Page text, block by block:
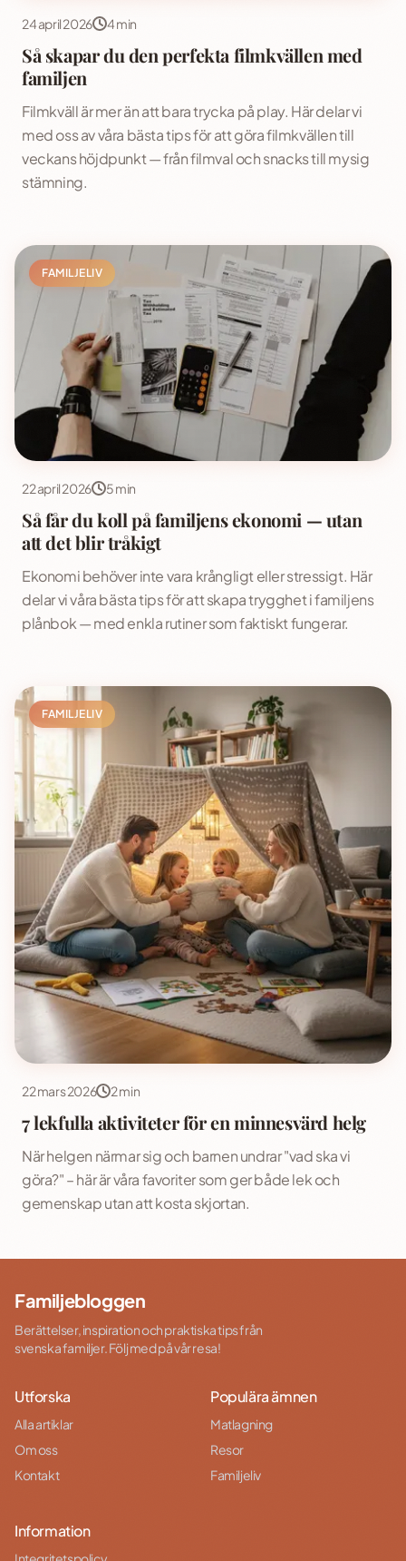
24 april 2026 4 min
Så skapar du den perfekta filmkvällen med
familjen
Filmkväll är mer än att bara trycka på play. Här delar vi
med oss av våra bästa tips för att göra filmkvällen till
veckans höjdpunkt — från filmval och snacks till mysig
stämning.
FAMILJELIV
22 april 2026 5 min
Så får du koll på familjens ekonomi — utan
att det blir tråkigt
Ekonomi behöver inte vara krångligt eller stressigt. Här
delar vi våra bästa tips för att skapa trygghet i familjens
plånbok — med enkla rutiner som faktiskt fungerar.
FAMILJELIV
22 mars 2026 2 min
7 lekfulla aktiviteter för en minnesvärd helg
När helgen närmar sig och barnen undrar "vad ska vi
göra?" – här är våra favoriter som ger både lek och
gemenskap utan att kosta skjortan.
Familjebloggen
Berättelser, inspiration och praktiska tips från
svenska familjer. Följ med på vår resa!
Utforska
Alla artiklar
Om oss
Kontakt
Populära ämnen
Matlagning
Resor
Familjeliv
Information